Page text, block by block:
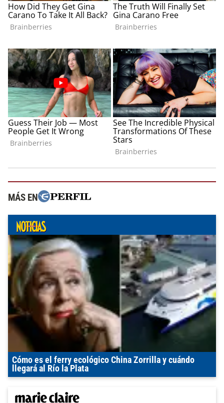
MÁS EN
Cómo es el ferry ecológico China Zorrilla y cuándo
llegará al Río la Plata